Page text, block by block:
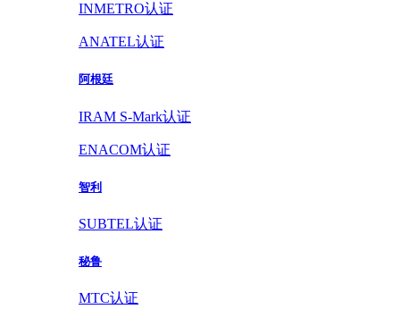
INMETRO认证
ANATEL认证
阿根廷
IRAM S-Mark认证
ENACOM认证
智利
SUBTEL认证
秘鲁
MTC认证